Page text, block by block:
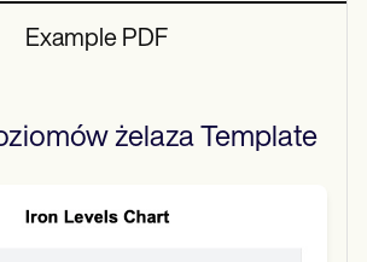
Example PDF
żelaza Template